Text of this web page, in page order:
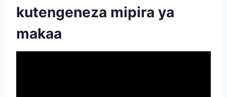
kutengeneza mipira ya
makaa